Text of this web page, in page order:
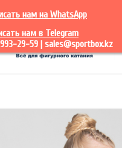
нам на WhatsApp
нам в Telegram
29-59 | sales@sportbox.kz